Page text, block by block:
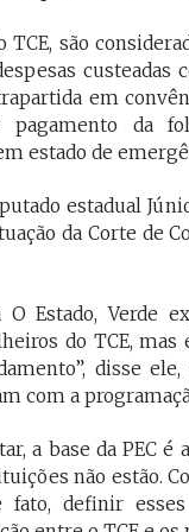
TCE, são
em
da
estado de
estadual
da Corte de
O Estado, Verde
do TCE,
disse
com a
a base da PEC
não estão.
fato, definir
Vossa
fora."
de 2007.
diretor
biênio
do
2020/
do
2022/